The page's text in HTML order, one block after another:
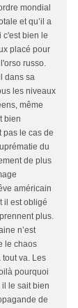
mondial
et qu’il a
c'est bien le
placé pour
russo.
dans sa
les niveaux
même
bien
pas le cas de
du
de plus
américain
il est obligé
plus.
n’est
le chaos
va. Les
pourquoi
le sait bien
de